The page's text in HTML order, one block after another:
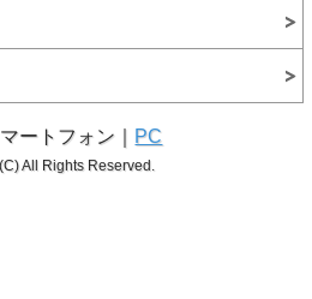
ートフォン｜ PC
All Rights Reserved.